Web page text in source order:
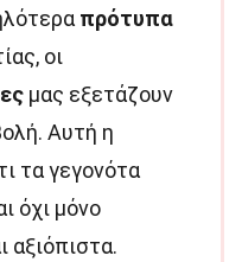
πρότυπα
οι
μας εξετάζουν
Αυτή η
τα γεγονότα
όχι μόνο
αξιόπιστα.